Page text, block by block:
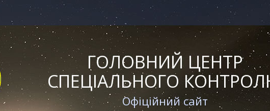
ГОЛОВНИЙ ЦЕНТР
СПЕЦІАЛЬНОГО
Офіційний сайт